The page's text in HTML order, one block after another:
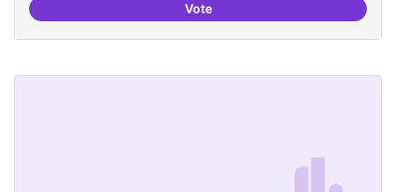
VoteEstablir les àrees o temàtiques